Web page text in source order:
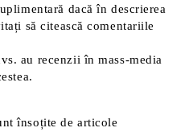
dacă în descrierea
să citească comentariile
au recenzii în mass-media
însoțite de articole